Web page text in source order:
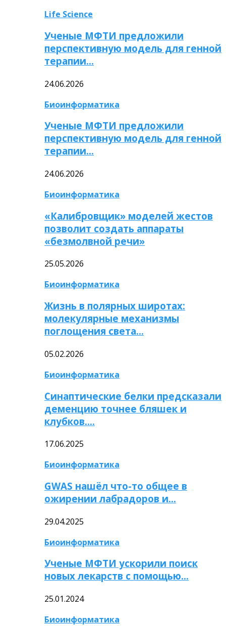
Life Science
Ученые МФТИ предложили
перспективную модель для генной
терапии…
24.06.2026
Биоинформатика
Ученые МФТИ предложили
перспективную модель для генной
терапии…
24.06.2026
Биоинформатика
«Калибровщик» моделей жестов
позволит создать аппараты
«безмолвной речи»
25.05.2026
Биоинформатика
Жизнь в полярных широтах:
молекулярные механизмы
поглощения света…
05.02.2026
Биоинформатика
Синаптические белки предсказали
деменцию точнее бляшек и
клубков….
17.06.2025
Биоинформатика
GWAS нашёл что-то общее в
ожирении лабрадоров и…
29.04.2025
Биоинформатика
Ученые МФТИ ускорили поиск
новых лекарств с помощью…
25.01.2024
Биоинформатика